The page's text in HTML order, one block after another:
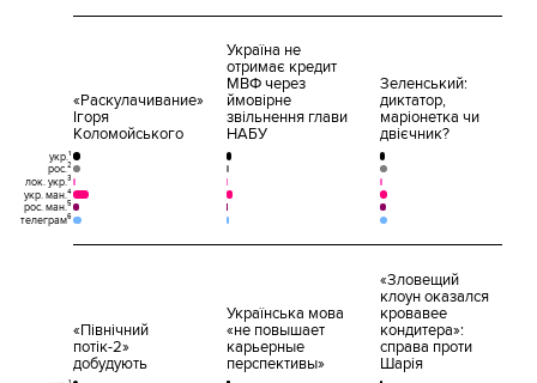
«Раскулачивание»
Ігоря
Коломойського
укр.¹
рос.²
лок. укр.³
укр. ман.⁴
рос. ман.⁵
телеграм⁶
Україна не
отримає кредит
МВФ через
ймовірне
звільнення глави
НАБУ
Зеленський:
диктатор,
маріонетка чи
двієчник?
«Північний
потік-2»
добудують
Українська мова
«не повышает
карьерные
перспективы»
«Зловещий
клоун оказался
кровавее
кондитера»:
справа проти
Шарія